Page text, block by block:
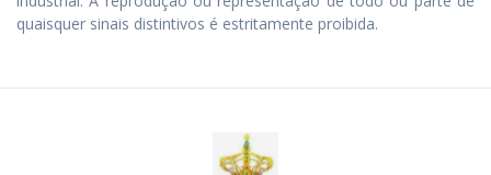
quaisquer sinais distintivos é estritamente proibida.